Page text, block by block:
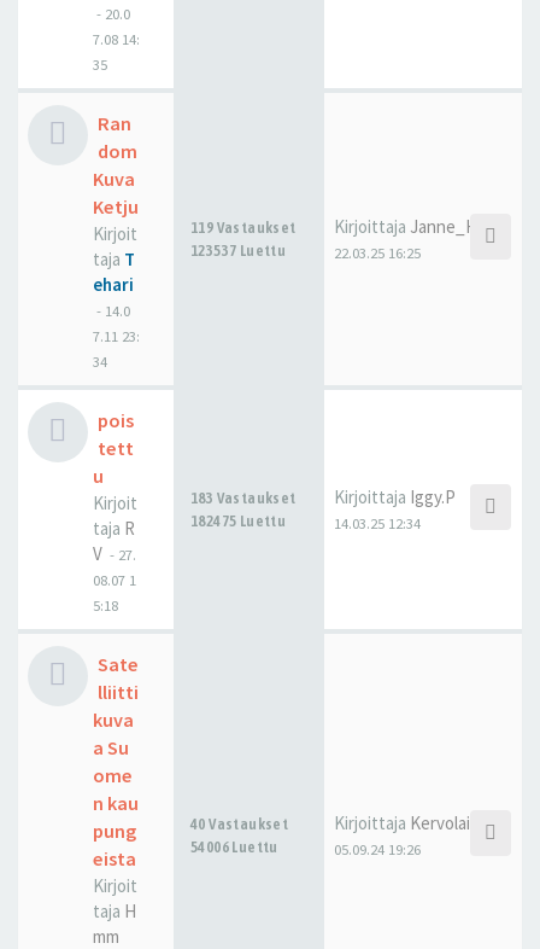
- 20.0
7.08 14:
35
Ran
dom
Kuva
Ketju
Kirjoit
taja T
ehari
- 14.0
7.11 23:
34
119 Vastaukset
123537 Luettu
Kirjoittaja Janne_H
22.03.25 16:25
pois
tett
u
Kirjoit
taja R
V - 27.
08.07 1
5:18
183 Vastaukset
182475 Luettu
Kirjoittaja Iggy.P
14.03.25 12:34
Sate
lliitti
kuva
a Su
ome
n kau
pung
eista
Kirjoit
taja H
mm
40 Vastaukset
54006 Luettu
Kirjoittaja Kervolainen
05.09.24 19:26